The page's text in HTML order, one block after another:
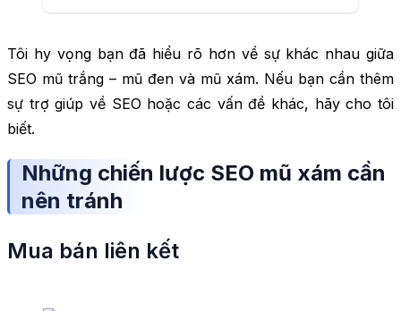
Tôi hy vọng bạn đã hiểu rõ hơn về sự khác nhau giữa
SEO mũ trắng – mũ đen và mũ xám. Nếu bạn cần thêm
sự trợ giúp về SEO hoặc các vấn đề khác, hãy cho tôi
biết.
Những chiến lược SEO mũ xám cần
nên tránh
Mua bán liên kết